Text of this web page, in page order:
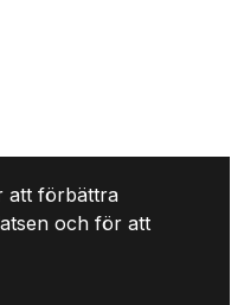
att förbättra
och för att